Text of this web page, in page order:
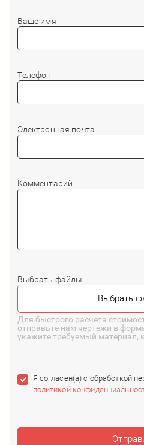
Ваше имя
Телефон
Электронная почта
Комментарий
Выбрать файлы
Для быстрого расчета
отправьте нам чертежи в
укажите требуемый материал,
Я согласен(а) с обработкой
политикой